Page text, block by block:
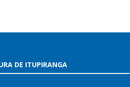
DE ITUPIRANGA